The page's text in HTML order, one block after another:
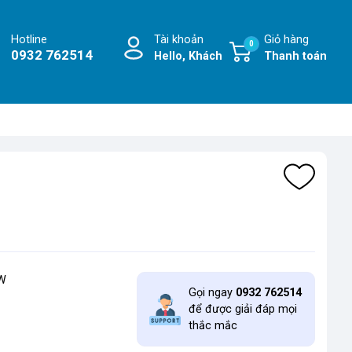
Hotline
0932 762514
Tài khoản
Hello, Khách
Giỏ hàng
Thanh toán
0
Gọi ngay 0932 762514
để được giải đáp mọi
thắc mắc